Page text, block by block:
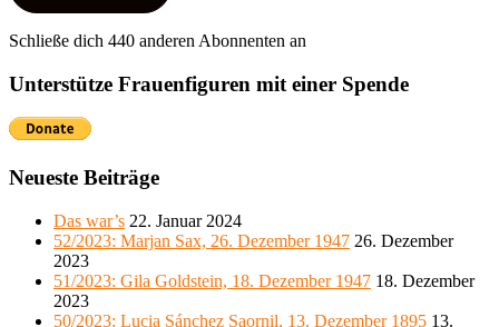
Schließe dich 440 anderen Abonnenten an
Unterstütze Frauenfiguren mit einer Spende
Neueste Beiträge
Das war’s 22. Januar 2024
52/2023: Marjan Sax, 26. Dezember 1947 26. Dezember
2023
51/2023: Gila Goldstein, 18. Dezember 1947 18. Dezember
2023
50/2023: Lucia Sánchez Saornil, 13. Dezember 1895 13.